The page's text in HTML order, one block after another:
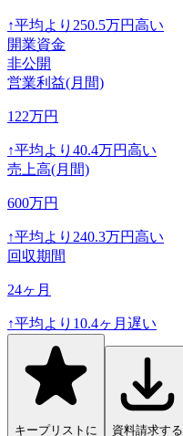
↑平均より 250.5万円高い
開業資金
非公開
営業利益(月間)
122万円
↑平均より 40.4万円高い
売上高(月間)
600万円
↑平均より 240.3万円高い
回収期間
24ヶ月
↑平均より 10.4ヶ月遅い
キープリストに
資料請求する